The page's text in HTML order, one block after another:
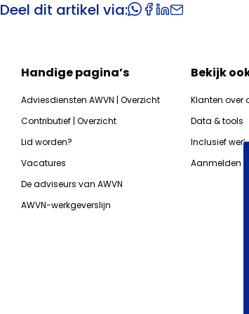
Deel dit artikel via:
Handige pagina’s
Adviesdiensten AWVN | Overzicht
Contributief | Overzicht
Lid worden?
Vacatures
De adviseurs van AWVN
AWVN-werkgeverslijn
Bekijk
Klanten over
Data & tools
Inclusief
Aanmelden